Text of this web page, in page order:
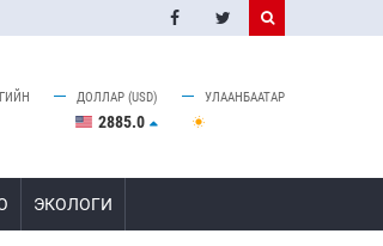
ДОЛЛАР (USD)
2885.0
УЛААНБААТАР
ЭКОЛОГИ